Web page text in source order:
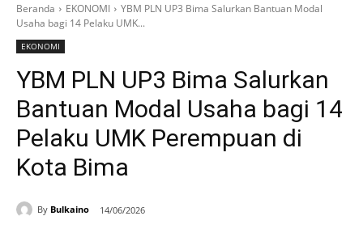
Beranda EKONOMI
YBM PLN UP3 Bima Salurkan Bantuan Modal
Usaha bagi 14 Pelaku UMK...
EKONOMI
YBM PLN UP3 Bima Salurkan
Bantuan Modal Usaha bagi 14
Pelaku UMK Perempuan di
Kota Bima
By Bulkaino 14/06/2026